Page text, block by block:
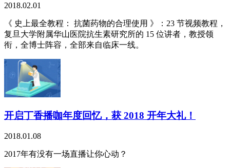
2018.02.01
《 史上最全教程： 抗菌药物的合理使用 》：23 节视频教程，
复旦大学附属华山医院抗生素研究所的 15 位讲者，教授领
衔，全博士阵容，全部来自临床一线。
开启丁香播咖年度回忆，获 2018 开年大礼！
2018.01.08
2017年有没有一场直播让你心动？